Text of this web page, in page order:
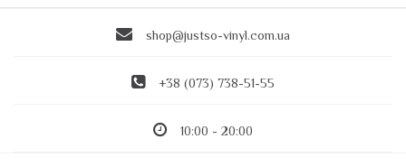
shop@justso-vinyl.com.ua
+38 (073) 738-51-55
10:00 - 20:00